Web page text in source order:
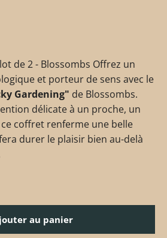
de 2 - Blossombs Offrez un
et porteur de sens avec le
Gardening" de Blossombs.
délicate à un proche, un
coffret renferme une belle
durer le plaisir bien au-delà
au panier